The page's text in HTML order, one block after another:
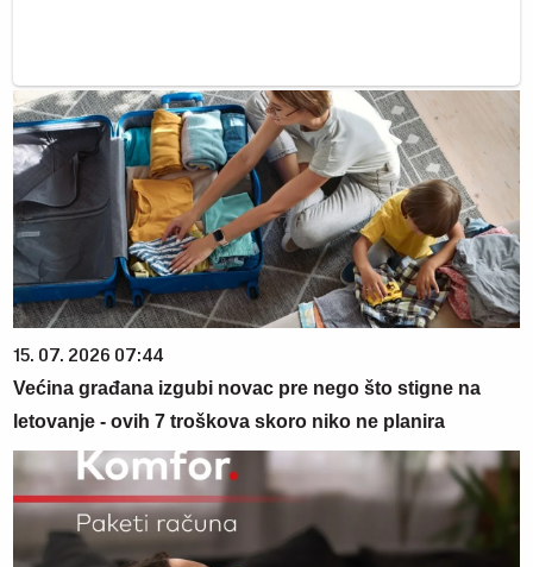
15. 07. 2026 07:44
Većina građana izgubi novac pre nego što stigne na
letovanje - ovih 7 troškova skoro niko ne planira